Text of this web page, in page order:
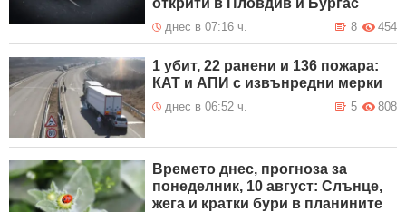
днес в 07:16 ч. 454
8
1 убит, 22 ранени и 136 пожара:
КАТ и АПИ с извънредни мерки
днес в 06:52 ч. 808
5
Времето днес, прогноза за
понеделник, 10 август: Слънце,
жега и кратки бури в планините